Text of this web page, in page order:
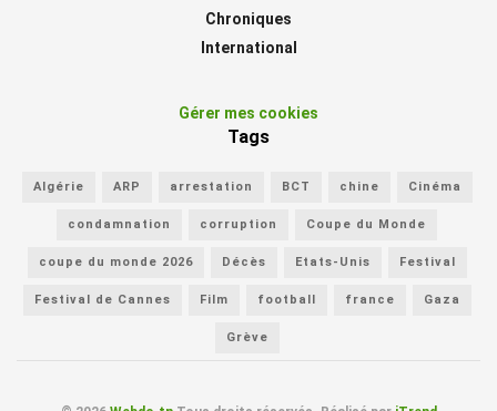
Chroniques
International
Gérer mes cookies
Tags
Algérie ARP arrestation BCT chine Cinéma
condamnation corruption Coupe du Monde
coupe du monde 2026 Décès Etats-Unis Festival
Festival de Cannes Film football france Gaza
Grève